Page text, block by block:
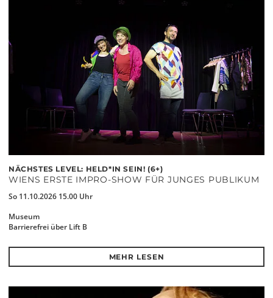
NÄCHSTES LEVEL: HELD*IN SEIN! (6+)
WIENS ERSTE IMPRO-SHOW FÜR JUNGES PUBLIKUM
So 11.10.2026 15.00 Uhr
Museum
Barrierefrei über Lift B
MEHR LESEN